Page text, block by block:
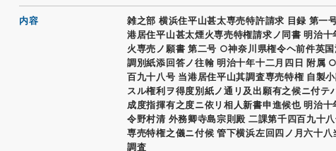
内容
雑之部 横浜住平山甚太専売特許請求 目録 第一
港居住平山甚太煙火専売特権請求ノ同書 明治
火専売ノ願書 第二号 ○神奈川県権令ヘ前件英
調別紙添回答ノ往翰 明治十年十二月四日 附属
百九十八号 当港居住平山其調査専売特権 自製
スル権利ヲ得度別紙ノ通リ及出願有之候ニ付テ
成度指揮有之度ニ依リ相人新書申進候也 明治
令野村清 外務卿寺島宗則殿 二課第千四百九十
専売特権之儀ニ付候 管下横浜左回四ノ月六十
調査